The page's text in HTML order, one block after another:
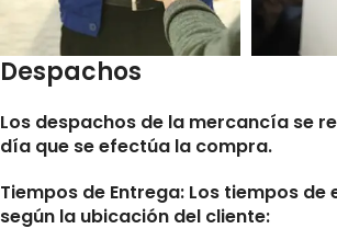
Despachos
Los despachos de la mercancía se
día que se efectúa la compra.
Tiempos de Entrega: Los tiempos
según la ubicación del cliente: